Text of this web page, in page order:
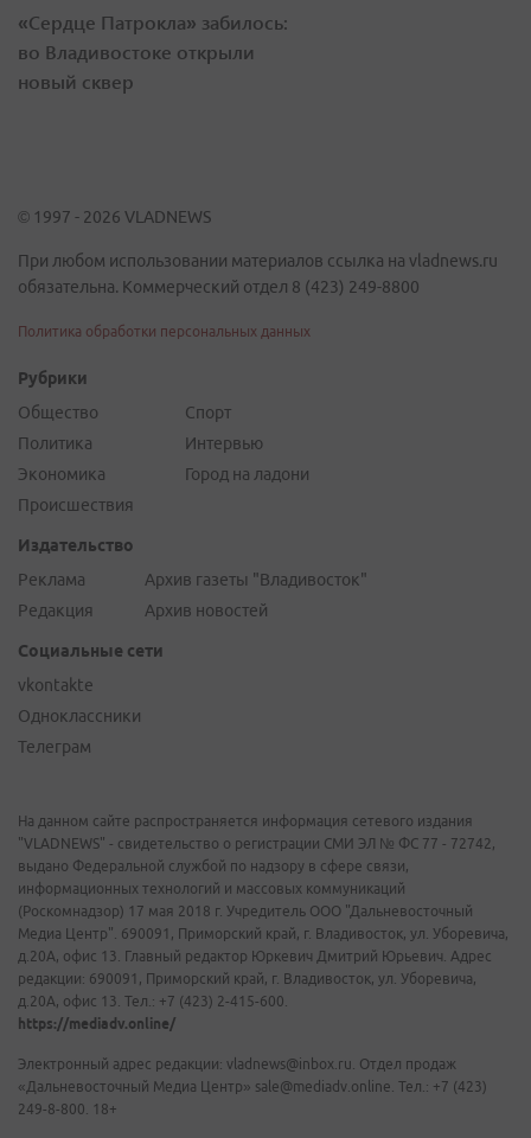
«Сердце Патрокла» забилось:
во Владивостоке открыли
новый сквер
© 1997 - 2026 VLADNEWS
При любом использовании материалов ссылка на vladnews.ru
обязательна. Коммерческий отдел 8 (423) 249-8800
Политика обработки персональных данных
Рубрики
Общество
Политика
Экономика
Происшествия
Спорт
Интервью
Город на ладони
Издательство
Реклама
Редакция
Архив газеты "Владивосток"
Архив новостей
Социальные сети
vkontakte
Одноклассники
Телеграм
На данном сайте распространяется информация сетевого издания
"VLADNEWS" - свидетельство о регистрации СМИ ЭЛ № ФС 77 - 72742,
выдано Федеральной службой по надзору в сфере связи,
информационных технологий и массовых коммуникаций
(Роскомнадзор) 17 мая 2018 г. Учредитель ООО "Дальневосточный
Медиа Центр". 690091, Приморский край, г. Владивосток, ул. Уборевича,
д.20А, офис 13. Главный редактор Юркевич Дмитрий Юрьевич. Адрес
редакции: 690091, Приморский край, г. Владивосток, ул. Уборевича,
д.20А, офис 13. Тел.: +7 (423) 2-415-600.
https://mediadv.online/
Электронный адрес редакции: vladnews@inbox.ru. Отдел продаж
«Дальневосточный Медиа Центр» sale@mediadv.online. Тел.: +7 (423)
249-8-800. 18+